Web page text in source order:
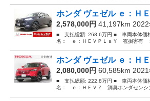
ホンダ ヴェゼル ｅ：
2,578,000円 41,197km
■ 支払総額: 268.6万円 ■ 車両本体
名： ｅ：ＨＥＶＰＬａＹ 雹損害有
ホンダ ヴェゼル ｅ：Ｈ
2,080,000円 60,585km
■ 支払総額: 222.8万円 ■ 車両本体
名： ｅ：ＨＥＶＺ 消臭ホンダセンシ